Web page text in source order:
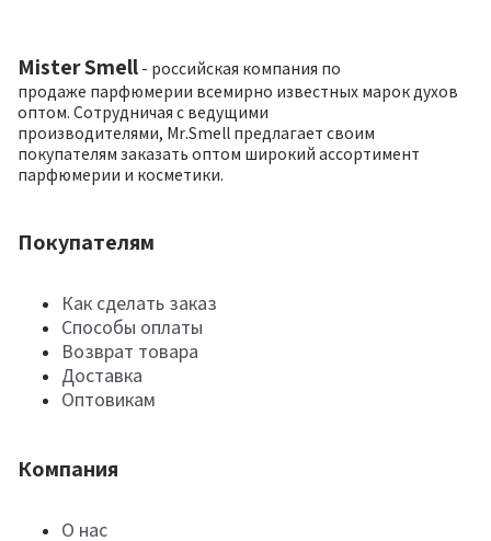
Mister Smell - российская компания по
продаже парфюмерии всемирно известных марок духов
оптом. Сотрудничая с ведущими
производителями, Mr.Smell предлагает своим
покупателям заказать оптом широкий ассортимент
парфюмерии и косметики.
Покупателям
Как сделать заказ
Способы оплаты
Возврат товара
Доставка
Оптовикам
Компания
О нас